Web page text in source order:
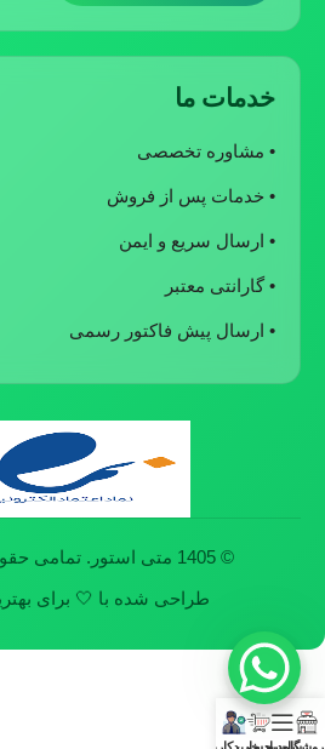
خدمات ما
• مشاوره تخصصی
• خدمات پس از فروش
• ارسال سریع و ایمن
• گارانتی معتبر
• ارسال پیش فاکتور رسمی
© 1405 متی استور. تمامی حقوق محفوظ است.
طراحی شده با 🤍 برای